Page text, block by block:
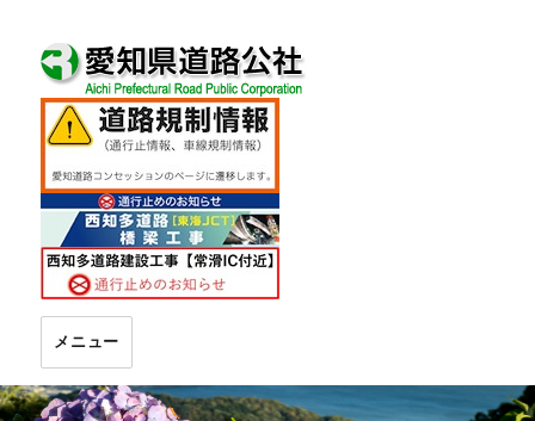
メニュー